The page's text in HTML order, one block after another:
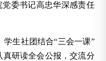
委书记高忠华深感责任
生社团结合“三会一课”
真研读全会公报，交流分